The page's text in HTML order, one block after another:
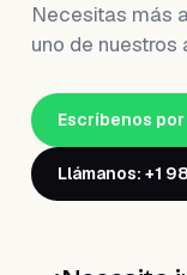
Necesitas más
uno de
Escríbenos
Llámanos: +1